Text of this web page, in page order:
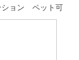
ション ペット可